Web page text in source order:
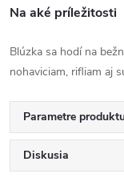
Na aké príležitosti
Blúzka sa hodí na
nohaviciam, rifliam aj
Parametre
Diskusia